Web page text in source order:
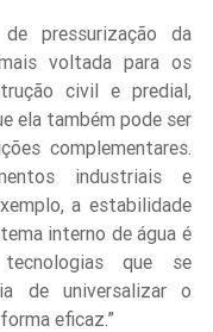
pressurização da
voltada para os
civil e predial,
ela também pode ser
complementares.
industriais e
a estabilidade
interno de água é
que se
de universalizar o
eficaz.”